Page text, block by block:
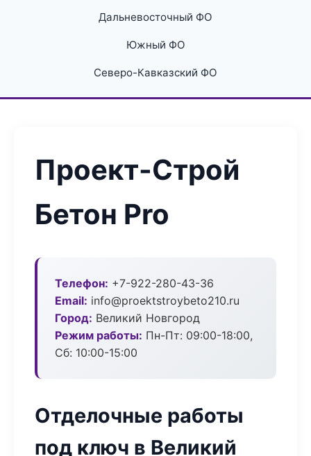
Дальневосточный ФО
Южный ФО
Северо-Кавказский ФО
Проект-Строй
Бетон Pro
Телефон: +7-922-280-43-36
Email: info@proektstroybeto210.ru
Город: Великий Новгород
Режим работы: Пн-Пт: 09:00-18:00,
Сб: 10:00-15:00
Отделочные работы
под ключ в Великий